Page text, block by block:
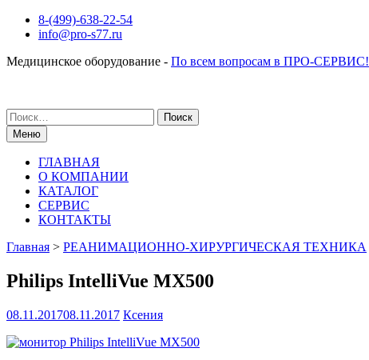
Перейти8-(499)-638-22-54
info@pro-s77.ru
Медицинское оборудование - По всем вопросам в ПРО-СЕРВИС!
Поиск
по:Меню
ГЛАВНАЯ
О КОМПАНИИ
КАТАЛОГ
СЕРВИС
КОНТАКТЫ
Главная > РЕАНИМАЦИОННО-ХИРУРГИЧЕСКАЯ ТЕХНИКА
Philips IntelliVue MX500
08.11.201708.11.2017 Ксения